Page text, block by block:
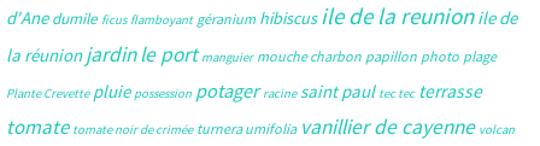
d'Ane dumile ficus flamboyant géranium hibiscus ile de la reunion ile de
la réunion jardinle port manguier mouche charbon papillon photo plage
Plante Crevette pluie possession potager racine saint paul tec tec terrasse
tomate tomate noir de crimée turnera umifolia vanillier de cayenne volcan